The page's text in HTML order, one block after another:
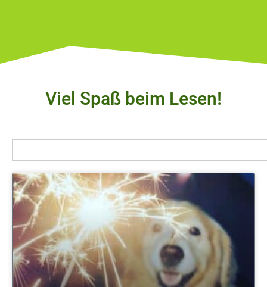
Viel Spaß beim Lesen!